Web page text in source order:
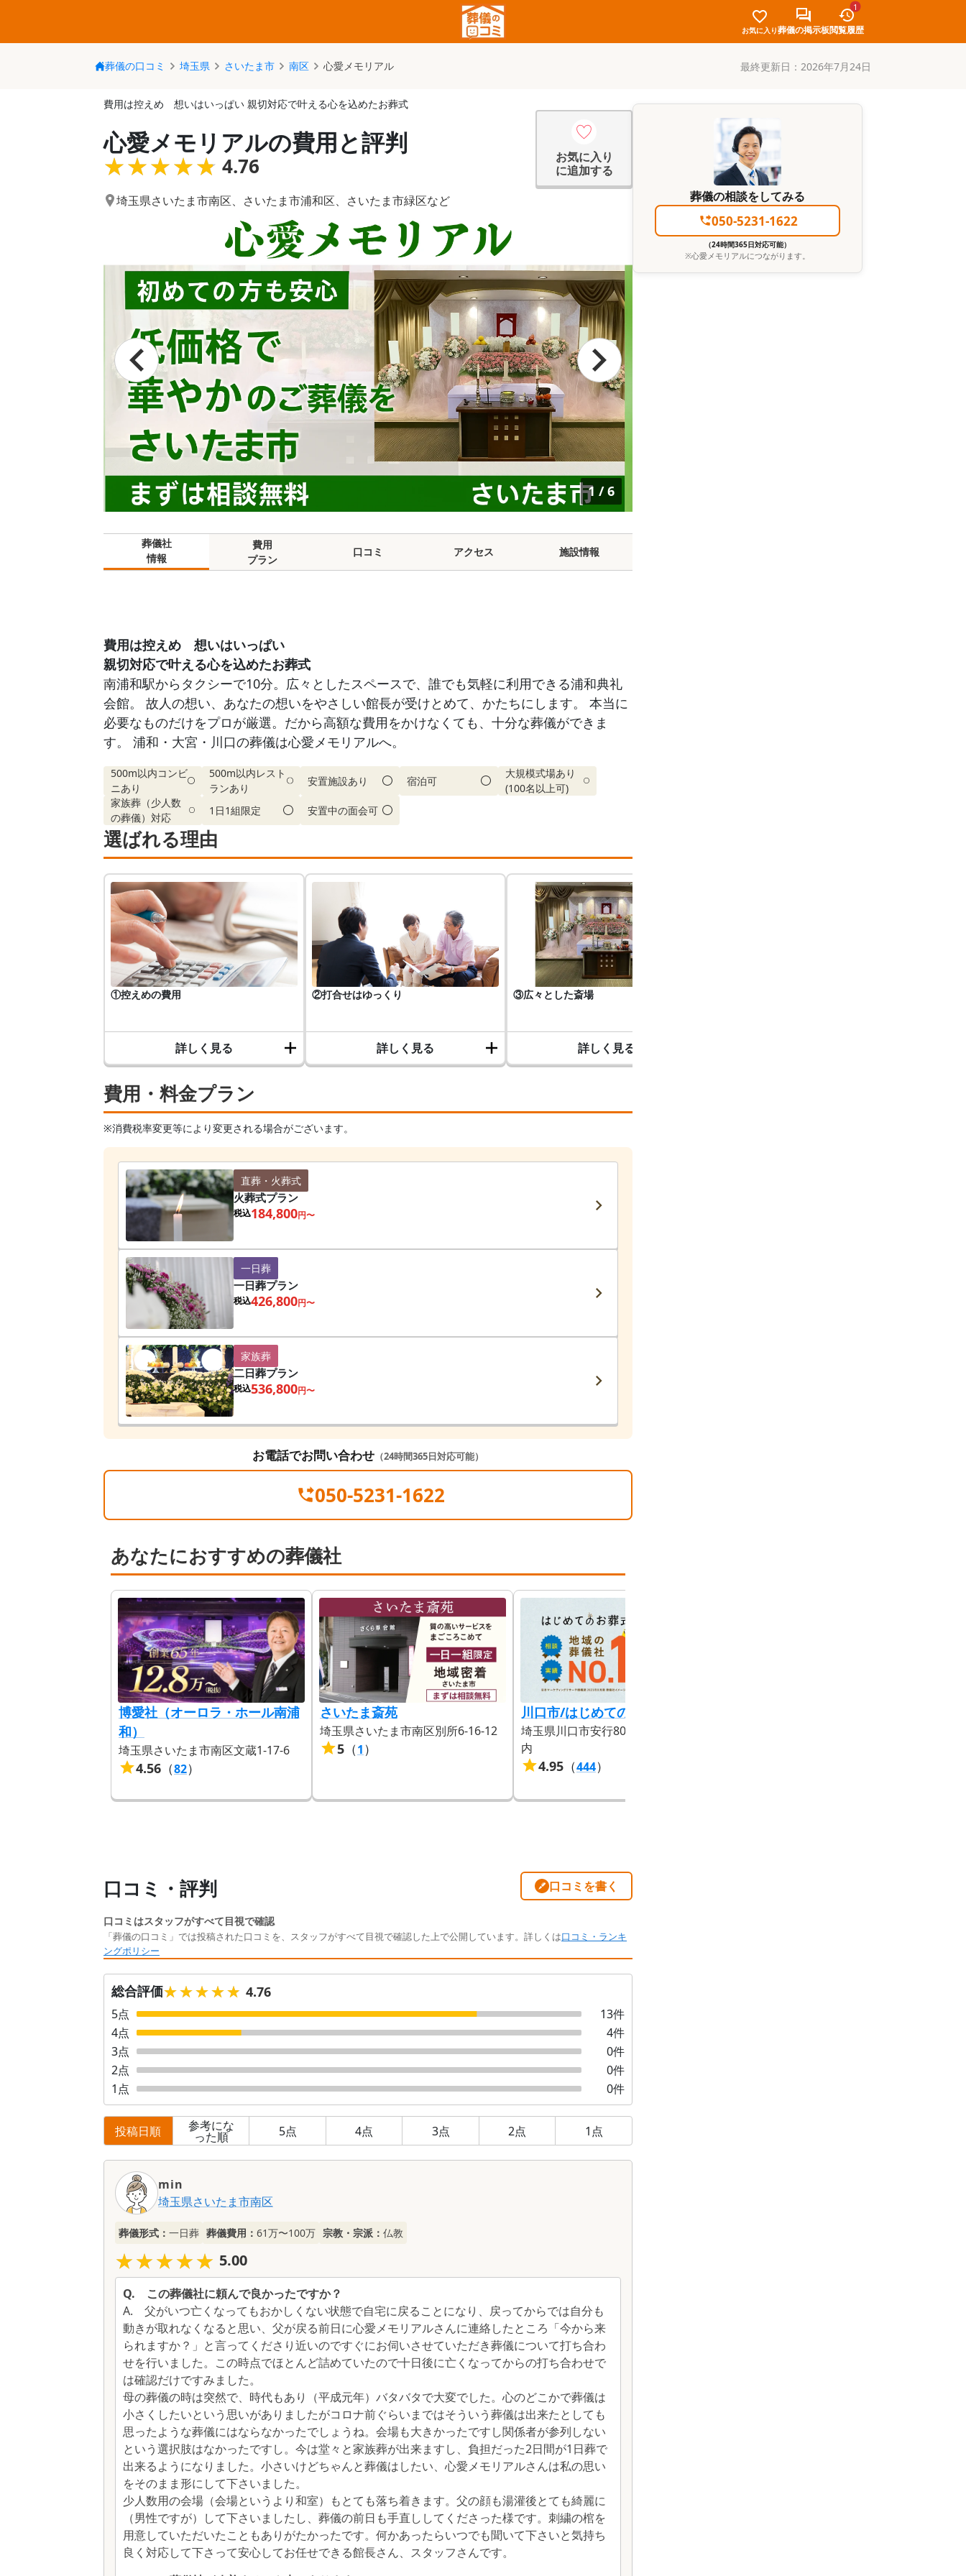
お気に入り葬儀の掲示板
1
閲覧履歴
葬儀の口コミ 埼玉県 さいたま市 南区 心愛メモリアル 最終更新日： 2026年7月24日
費用は控えめ 想いはいっぱい 親切対応で叶える心を込めたお葬式
心愛メモリアルの費用と評判
★★★★★
★★★★★ 4.76
お気に入り
に追加する
埼玉県さいたま市南区、 さいたま市浦和区、 さいたま市緑区など
1 /6
葬儀社
情報
費用
プラン
口コミ アクセス 施設情報
費用・料金プラン
※消費税率変更等により変更される場合がございます。
直葬・火葬式
火葬式プラン
税込184,800円〜
一日葬
一日葬プラン
税込426,800円〜
家族葬
二日葬プラン
税込536,800円〜
お電話でお問い合わせ （24時間365日対応可能）
050-5231-1622
あなたにおすすめの葬儀社
博愛社（オーロラ・ホール南浦
和）
埼玉県さいたま市南区文蔵1-17-6
4.56 （82）
さいたま斎苑
埼玉県さいたま市南区別所6-16-12
5 （1 ）
川口市/はじめてのお葬式
埼玉県川口市安行805 はじまりの杜
内
4.95 （444）
口コミ・評判 口コミを書く
口コミはスタッフがすべて目視で確認
「葬儀の口コミ」では投稿された口コミを、スタッフがすべて目視で確認した上で公開しています。詳しくは口コミ・ランキ
ングポリシー
総合評価★★★★★
★★★★★ 4.76
5点 13件
4点 4件
3点 0件
2点 0件
1 点 0件
投稿日順 参考にな
った順 5点 4点 3点 2点 1 点
min
埼玉県さいたま市南区
葬儀形式： 一日葬 葬儀費用： 61万〜100万 宗教・宗派： 仏教
★★★★★
★★★★★ 5.00
Q. この葬儀社に頼んで良かったですか？
A. 父がいつ亡くなってもおかしくない状態で自宅に戻ることになり、戻ってからでは自分も
動きが取れなくなると思い、父が戻る前日に心愛メモリアルさんに連絡したところ「今から来
られますか？」と言ってくださり近いのですぐにお伺いさせていただき葬儀について打ち合わ
せを行いました。この時点でほとんど詰めていたので十日後に亡くなってからの打ち合わせで
は確認だけですみました。
母の葬儀の時は突然で、時代もあり（平成元年）バタバタで大変でした。心のどこかで葬儀は
小さくしたいという思いがありましたがコロナ前ぐらいまではそういう葬儀は出来たとしても
思ったような葬儀にはならなかったでしょうね。会場も大きかったですし関係者が参列しない
という選択肢はなかったですし。今は堂々と家族葬が出来ますし、負担だった2日間が1日葬で
出来るようになりました。小さいけどちゃんと葬儀はしたい、心愛メモリアルさんは私の思い
をそのまま形にして下さいました。
少人数用の会場（会場というより和室）もとても落ち着きます。父の顔も湯灌後とても綺麗に
（男性ですが）して下さいましたし、葬儀の前日も手直ししてくださった様です。刺繍の棺を
用意していただいたこともありがたかったです。何かあったらいつでも聞いて下さいと気持ち
良く対応して下さって安心してお任せできる館長さん、スタッフさんです。
費用は控えめ 想いはいっぱい
親切対応で叶える心を込めたお葬式
南浦和駅からタクシーで10分。広々としたスペースで、誰でも気軽に利用できる浦和典礼
会館。 故人の想い、あなたの想いをやさしい館長が受けとめて、かたちにします。 本当に
必要なものだけをプロが厳選。だから高額な費用をかけなくても、十分な葬儀ができま
す。 浦和・大宮・川口の葬儀は心愛メモリアルへ。
500m以内コンビ
ニあり
500m以内レスト
ランあり
安置施設あり 宿泊可
大規模式場あり
(100名以上可)
家族葬（少人数
の葬儀）対応
1日1組限定 安置中の面会可
選ばれる理由
①控えめの費用
詳しく見る
②打合せはゆっくり
詳しく見る
③広々とした斎場
詳しく見る
葬儀の相談をしてみる
050-5231-1622
（24時間365日対応可能）
※心愛メモリアルにつながります。